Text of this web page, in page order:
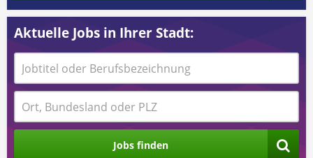
Aktuelle Jobs in Ihrer Stadt:
Jobs finden